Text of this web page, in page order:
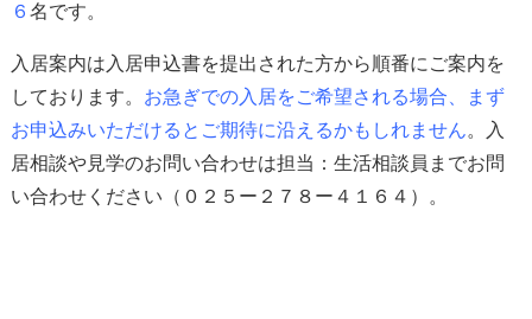
６ 名です。
入居案内は入居申込書を提出された方から順番にご案内を
しております。 お急ぎでの入居をご希望される場合、
まず
お申込みいただけると ご期待に沿えるかもしれません。入
居相談や見学のお問い合わせは担当：生活相談員までお問
い合わせください（０２５ー２７８ー４１６４）。